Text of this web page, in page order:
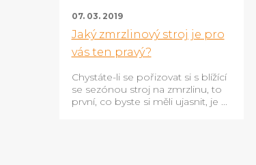
07. 03. 2019
Jaký zmrzlinový stroj je pro
vás ten pravý?
Chystáte-li se pořizovat si s blížící
se sezónou stroj na zmrzlinu, to
první, co byste si měli ujasnit, je ...